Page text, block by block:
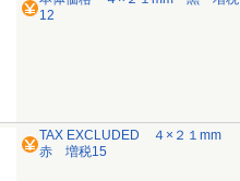
12
TAX EXCLUDED ４×２１mm
赤 増税15